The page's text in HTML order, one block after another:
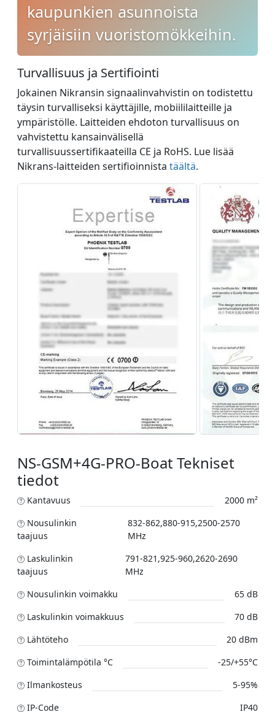
kaupunkien asunnoista
syrjäisiin vuoristomökkeihin.
Turvallisuus ja Sertifiointi
Jokainen Nikransin signaalinvahvistin on todistettu
täysin turvalliseksi käyttäjille, mobiililaitteille ja
ympäristölle. Laitteiden ehdoton turvallisuus on
vahvistettu kansainvälisellä
turvallisuussertifikaateilla CE ja RoHS. Lue lisää
Nikrans-laitteiden sertifioinnista täältä.
NS-GSM+4G-PRO-Boat Tekniset
tiedot
Kantavuus
2000 m²
Nousulinkin
taajuus
832-862,880-915,2500-2570
MHz
Laskulinkin
taajuus
791-821,925-960,2620-2690
MHz
Nousulinkin voimakku
65 dB
Laskulinkin voimakkuus
70 dB
Lähtöteho
20 dBm
Toimintalämpötila °C
-25/+55°C
Ilmankosteus
5-95%
IP-Code
IP40